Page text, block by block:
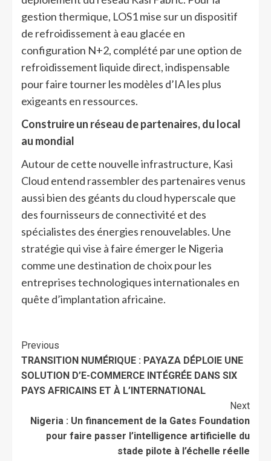
gestion thermique, LOS1 mise sur un dispositif
de refroidissement à eau glacée en
configuration N+2, complété par une option de
refroidissement liquide direct, indispensable
pour faire tourner les modèles d’IA les plus
exigeants en ressources.
Construire un réseau de partenaires, du local
au mondial
Autour de cette nouvelle infrastructure, Kasi
Cloud entend rassembler des partenaires venus
aussi bien des géants du cloud hyperscale que
des fournisseurs de connectivité et des
spécialistes des énergies renouvelables. Une
stratégie qui vise à faire émerger le Nigeria
comme une destination de choix pour les
entreprises technologiques internationales en
quête d’implantation africaine.
Previous
TRANSITION NUMÉRIQUE : PAYAZA DÉPLOIE UNE
SOLUTION D’E-COMMERCE INTÉGRÉE DANS SIX
PAYS AFRICAINS ET À L’INTERNATIONAL
Next
Nigeria : Un financement de la Gates Foundation
pour faire passer l’intelligence artificielle du
stade pilote à l’échelle réelle